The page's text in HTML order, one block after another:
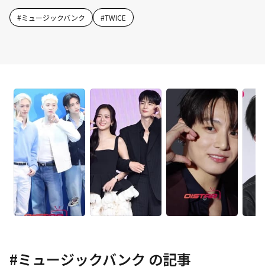
#ミュージックバンク #TWICE
#ミュージックバンク の記事